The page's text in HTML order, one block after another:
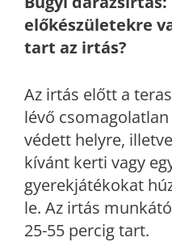
előkészületekre
tart az irtás?
Az irtás előtt a
lévő
védett helyre,
kívánt kerti vagy
gyerekjátékokat
le. Az irtás
25-55 percig tart.